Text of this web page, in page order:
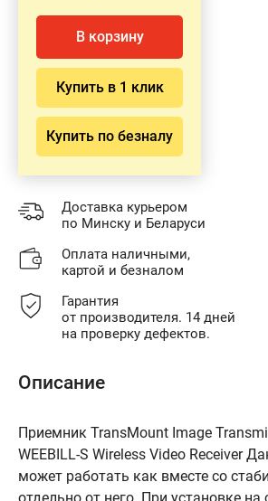
В корзину
Купить в 1 клик
Купить по безналу
Доставка курьером
по Минску и Беларуси
Оплата наличными,
картой и безналом
Гарантия
от производителя. 14 дней
на проверку дефектов.
Описание
Приемник TransMount Image
WEEBILL-S Wireless Video Receiver
может работать как вместе со